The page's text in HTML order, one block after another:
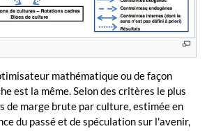
mathématique ou de façon
est la même. Selon des critères le plus
de marge brute par culture, estimée en
du passé et de spéculation sur l'avenir,